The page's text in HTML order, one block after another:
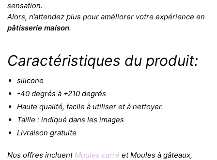
sensation.
Alors, n’attendez plus pour améliorer votre expérience en
pâtisserie maison.
Caractéristiques du produit:
silicone
-40 degrés à +210 degrés
Haute qualité, facile à utiliser et à nettoyer.
Taille : indiqué dans les images
Livraison gratuite
Nos offres incluentMoules carré et Moules à gâteaux,